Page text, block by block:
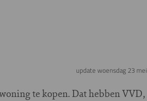
update woensdag 23 mei
te kopen. Dat hebben VVD,